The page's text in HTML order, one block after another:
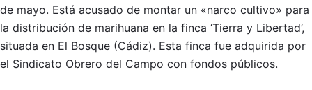
de mayo. Está acusado de montar un «narco cultivo» para
la distribución de marihuana en la finca ‘Tierra y Libertad’,
situada en El Bosque (Cádiz). Esta finca fue adquirida por
el Sindicato Obrero del Campo con fondos públicos.